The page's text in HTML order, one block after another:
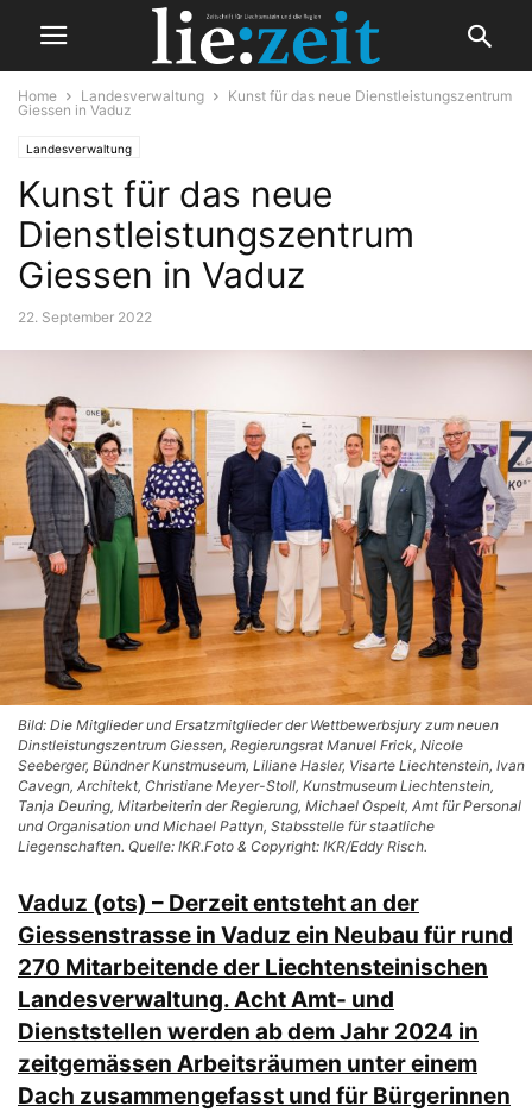
Home Landesverwaltung
Kunst für das neue Dienstleistungszentrum
Giessen in Vaduz
Landesverwaltung
Kunst für das neue
Dienstleistungszentrum
Giessen in Vaduz
22. September 2022
Bild: Die Mitglieder und Ersatzmitglieder der Wettbewerbsjury zum neuen
Dinstleistungszentrum Giessen, Regierungsrat Manuel Frick, Nicole
Seeberger, Bündner Kunstmuseum, Liliane Hasler, Visarte Liechtenstein, Ivan
Cavegn, Architekt, Christiane Meyer-Stoll, Kunstmuseum Liechtenstein,
Tanja Deuring, Mitarbeiterin der Regierung, Michael Ospelt, Amt für Personal
und Organisation und Michael Pattyn, Stabsstelle für staatliche
Liegenschaften. Quelle: IKR.Foto & Copyright: IKR/Eddy Risch.
Vaduz (ots) – Derzeit entsteht an der
Giessenstrasse in Vaduz ein Neubau für rund
270 Mitarbeitende der Liechtensteinischen
Landesverwaltung. Acht Amt- und
Dienststellen werden ab dem Jahr 2024 in
zeitgemässen Arbeitsräumen unter einem
Dach zusammengefasst und für Bürgerinnen